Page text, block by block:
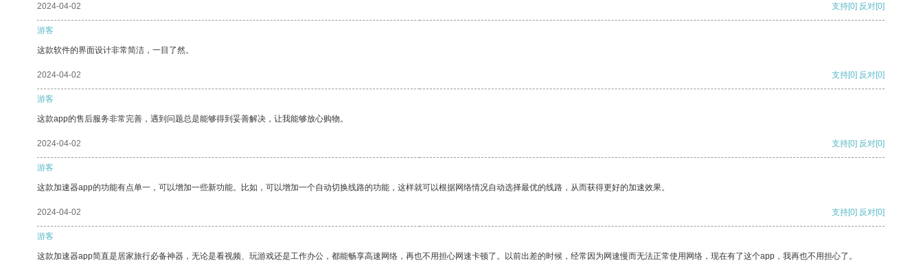
2024-04-02 支持[0] 反对[0]
游客
这款软件的界面设计非常简洁，一目了然。
2024-04-02 支持[0] 反对[0]
游客
这款app的售后服务非常完善，遇到问题总是能够得到妥善解决，让我能够放心购物。
2024-04-02 支持[0] 反对[0]
游客
这款加速器app的功能有点单一，可以增加一些新功能。比如，可以增加一个自动切换线路的功能，这样就可以根据网络情况自动选择最优的线路，从而获得更好的加速效果。
2024-04-02 支持[0] 反对[0]
游客
这款加速器app简直是居家旅行必备神器，无论是看视频、玩游戏还是工作办公，都能畅享高速网络，再也不用担心网速卡顿了。以前出差的时候，经常因为网速慢而无法正常使用网络，现在有了这个app，我再也不用担心了。